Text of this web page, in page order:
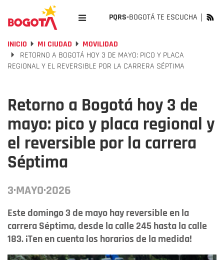
PQRS-BOGOTÁ TE ESCUCHA
INICIO MI CIUDAD
MOVILIDAD
RETORNO A BOGOTÁ HOY 3 DE MAYO: PICO Y PLACA
REGIONAL Y EL REVERSIBLE POR LA CARRERA SÉPTIMA
Retorno a Bogotá hoy 3 de
mayo: pico y placa regional y
el reversible por la carrera
Séptima
3·MAYO·2026
Este domingo 3 de mayo hay reversible en la
carrera Séptima, desde la calle 245 hasta la calle
183. ¡Ten en cuenta los horarios de la medida!